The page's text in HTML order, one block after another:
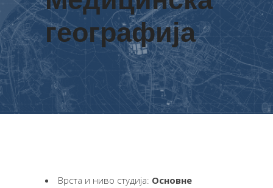
географија
Врста и ниво студија: Основне